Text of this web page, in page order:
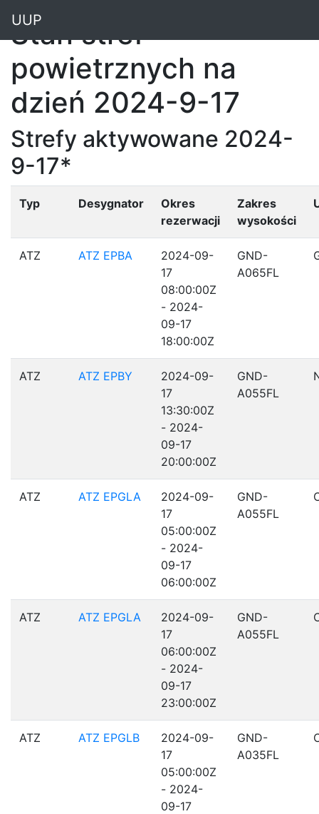
UUP
Stan stref
powietrznych na
dzień 2024-9-17
Strefy aktywowane 2024-
9-17*
Typ Desygnator
Okres
rezerwacji
Zakres
wysokości
ATZ ATZ EPBA
2024-09-
17
08:00:00Z
- 2024-
09-17
18:00:00Z
GND-
A065FL
ATZ ATZ EPBY
2024-09-
17
13:30:00Z
- 2024-
09-17
20:00:00Z
GND-
A055FL
ATZ ATZ EPGLA
2024-09-
17
05:00:00Z
- 2024-
09-17
06:00:00Z
GND-
A055FL
ATZ ATZ EPGLA
2024-09-
17
06:00:00Z
- 2024-
09-17
23:00:00Z
GND-
A055FL
ATZ ATZ EPGLB
2024-09-
17
05:00:00Z
- 2024-
09-17
GND-
A035FL